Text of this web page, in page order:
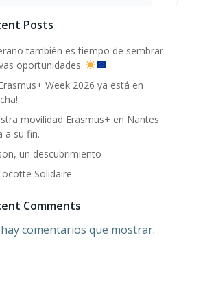
Posts
también es tiempo de sembrar
oportunidades.
Week 2026 ya está en
movilidad Erasmus+ en Nantes
a su fin.
un descubrimiento
Solidaire
Comments
comentarios que mostrar.